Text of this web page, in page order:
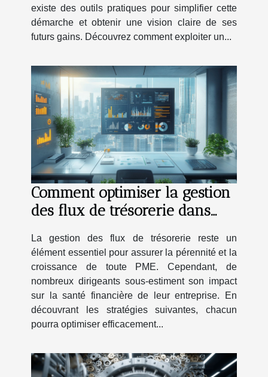
existe des outils pratiques pour simplifier cette
démarche et obtenir une vision claire de ses
futurs gains. Découvrez comment exploiter un...
Comment optimiser la gestion
des flux de trésorerie dans
La gestion des flux de trésorerie reste un
élément essentiel pour assurer la pérennité et la
croissance de toute PME. Cependant, de
nombreux dirigeants sous-estiment son impact
sur la santé financière de leur entreprise. En
découvrant les stratégies suivantes, chacun
pourra optimiser efficacement...